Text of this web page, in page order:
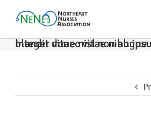
content
Integer vitae nisl non augue ullamcorper blandit donec vitae